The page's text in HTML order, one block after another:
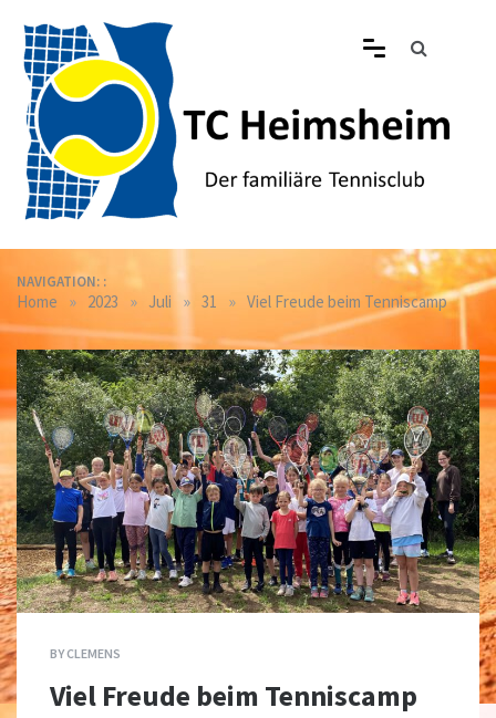
content
Tennisclub Heimsheim
NAVIGATION: :
Home » 2023 » Juli » 31 » Viel Freude beim Tenniscamp
BYCLEMENS
Viel Freude beim Tenniscamp